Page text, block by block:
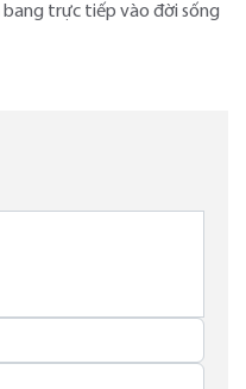
bang trực tiếp vào đời sống